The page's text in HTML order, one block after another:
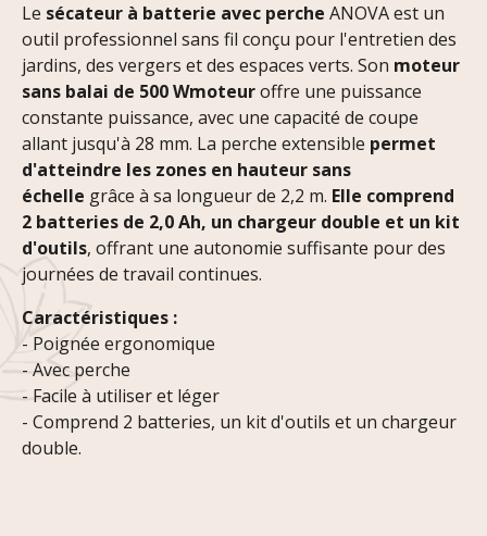
Le sécateur à batterie avec perche ANOVA est un
outil professionnel sans fil conçu pour l'entretien des
jardins, des vergers et des espaces verts. Son moteur
sans balai de 500 Wmoteuroffre une puissance
constante puissance, avec une capacité de coupe
allant jusqu'à 28 mm. La perche extensible permet
d'atteindre les zones en hauteur sans
échelle grâce à sa longueur de 2,2 m. Elle comprend
2 batteries de 2,0 Ah, un chargeur double et un kit
d'outils, offrant une autonomie suffisante pour des
journées de travail continues.
Caractéristiques :
- Poignée ergonomique
- Avec perche
- Facile à utiliser et léger
- Comprend 2 batteries, un kit d'outils et un chargeur
double.